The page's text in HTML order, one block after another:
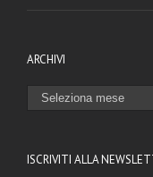
ARCHIVI
ARCHIVI
ISCRIVITI ALLA